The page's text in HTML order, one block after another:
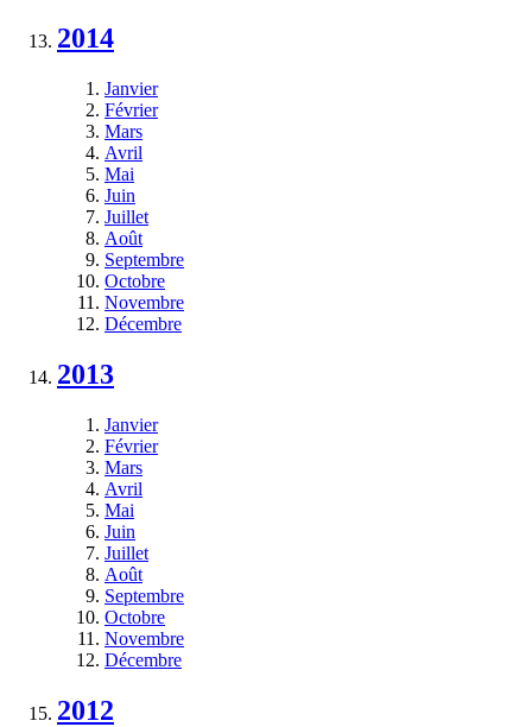
2014
Janvier
Février
Mars
Avril
Mai
Juin
Juillet
Août
Septembre
Octobre
Novembre
Décembre
2013
Janvier
Février
Mars
Avril
Mai
Juin
Juillet
Août
Septembre
Octobre
Novembre
Décembre
2012